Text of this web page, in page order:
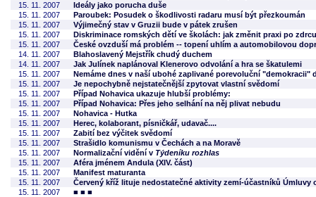
15. 11. 2007
Ideály jako porucha duše
15. 11. 2007
Paroubek: Posudek o škodlivosti radaru musí být přezkoumán
15. 11. 2007
Výjimečný stav v Gruzii bude v pátek zrušen
15. 11. 2007
Diskriminace romských dětí ve školách: jak změnit praxi po
15. 11. 2007
České ovzduší má problém -- topení uhlím a automobilovou
14. 11. 2007
Blahoslavený Mejstřík chudý duchem
14. 11. 2007
Jak Julínek naplánoval Klenerovo odvolání a hra se škatulemi
15. 11. 2007
Nemáme dnes v naší ubohé zaplivané porevoluční "demokracii"
15. 11. 2007
Je nepochybně nejstatečnější zpytovat vlastní svědomí
15. 11. 2007
Případ Nohavica ukazuje hlubší problémy:
15. 11. 2007
Případ Nohavica: Přes jeho selhání na něj plivat nebudu
15. 11. 2007
Nohavica - Hutka
15. 11. 2007
Herec, kolaborant, písničkář, udavač....
15. 11. 2007
Zabití bez výčitek svědomí
15. 11. 2007
Strašidlo komunismu v Čechách a na Moravě
15. 11. 2007
Normalizační vidění v Týdeníku rozhlas
15. 11. 2007
Aféra jménem Andula (XIV. část)
15. 11. 2007
Manifest maturanta
15. 11. 2007
Červený kříž lituje nedostatečné aktivity zemí-účastníků Úmluvy
15. 11. 2007
■ ■ ■